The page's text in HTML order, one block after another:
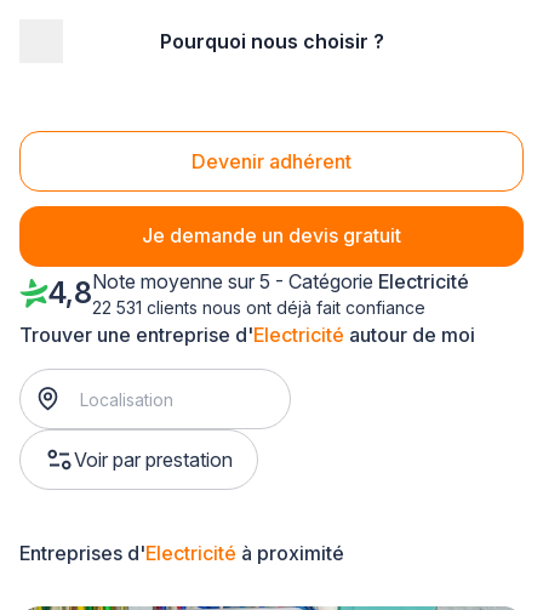
Pourquoi nous choisir ?
Devenir adhérent
Je demande un devis gratuit
Electricité Pont-Saint-Esprit (30130)
Trouver une entreprise d'Electricité autour de moi
Voir par prestation
4,8Note moyenne sur 5 - Catégorie Electricité
22 531 clients nous ont déjà fait confiance
Entreprises d'Electricité à proximité